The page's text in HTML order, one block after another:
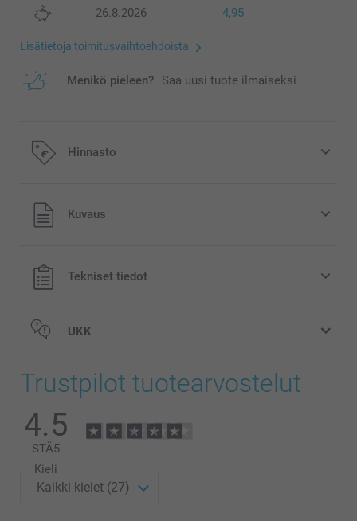
26.8.2026 4,95
Lisätietoja toimitusvaihtoehdoista
Menikö pieleen? Saa uusi tuote ilmaiseksi
Hinnasto
Kaikki hinnat ovat euroina, sisältävät arvonlisäveron ja
eivät sisällä postikuluja.
Kuvaus
Tekniset tiedot
UKK
Trustpilot tuotearvostelut
4.5
STÄ5
Kieli